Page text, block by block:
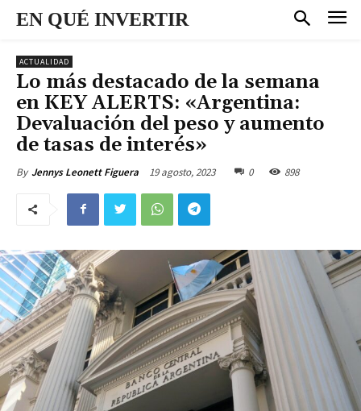
EN QUÉ INVERTIR
ACTUALIDAD
Lo más destacado de la semana
en KEY ALERTS: «Argentina:
Devaluación del peso y aumento
de tasas de interés»
By Jennys Leonett Figuera 19 agosto, 2023 0 898